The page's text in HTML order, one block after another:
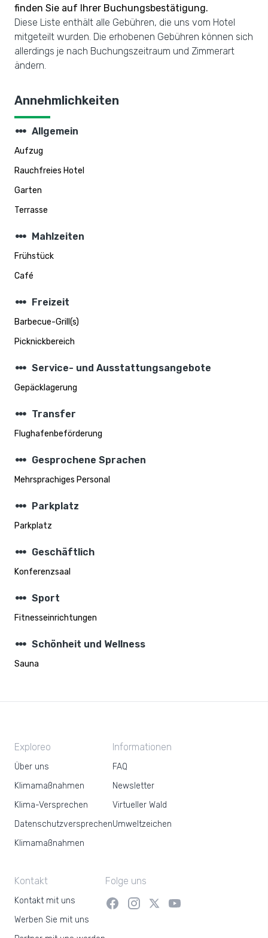
finden Sie auf Ihrer Buchungsbestätigung.
Diese Liste enthält alle Gebühren, die uns vom Hotel
mitgeteilt wurden. Die erhobenen Gebühren können sich
allerdings je nach Buchungszeitraum und Zimmerart
ändern.
Annehmlichkeiten
steppers Allgemein
Aufzug
Rauchfreies Hotel
Garten
Terrasse
steppers Mahlzeiten
Frühstück
Café
steppers Freizeit
Barbecue-Grill(s)
Picknickbereich
steppers Service- und Ausstattungsangebote
Gepäcklagerung
steppers Transfer
Flughafenbeförderung
steppers Gesprochene Sprachen
Mehrsprachiges Personal
steppers Parkplatz
Parkplatz
steppers Geschäftlich
Konferenzsaal
steppers Sport
Fitnesseinrichtungen
steppers Schönheit und Wellness
Sauna
Exploreo
Über uns
Klimamaßnahmen
Klima-Versprechen
Datenschutzversprechen
Klimamaßnahmen
Informationen
FAQ
Newsletter
Virtueller Wald
Umweltzeichen
Kontakt
Kontakt mit uns
Werben Sie mit uns
Folge uns